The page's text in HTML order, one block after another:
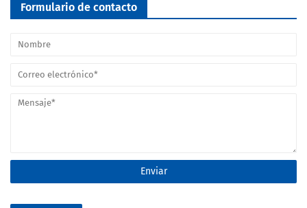
Formulario de contacto